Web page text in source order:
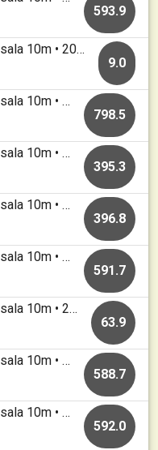
593.9
Rasbo-Vaksala Skf • Rasbo-Vaksala 10m • 20250220
9.0
Rasbo-Vaksala Skf • Rasbo-Vaksala 10m • 20250109
798.5
Rasbo-Vaksala Skf • Rasbo-Vaksala 10m • 20241212
395.3
Rasbo-Vaksala Skf • Rasbo-Vaksala 10m • Luftträffen - Adventstävlingen
396.8
Rasbo-Vaksala Skf • Rasbo-Vaksala 10m • 20241128
591.7
Rasbo-Vaksala Skf • Rasbo-Vaksala 10m • 20241128
63.9
Rasbo-Vaksala Skf • Rasbo-Vaksala 10m • 20241119
588.7
Rasbo-Vaksala Skf • Rasbo-Vaksala 10m • 20241114
592.0